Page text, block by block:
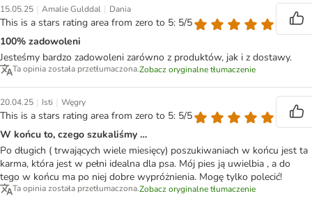
15.05.25 | Amalie Gulddal | Dania
This is a stars rating area from zero to 5: 5/5
100% zadowoleni
Jesteśmy bardzo zadowoleni zarówno z produktów, jak i z dostawy.
Ta opinia została przetłumaczona.Zobacz oryginalne tłumaczenie
20.04.25 | Isti | Węgry
This is a stars rating area from zero to 5: 5/5
W końcu to, czego szukaliśmy …
Po długich ( trwających wiele miesięcy) poszukiwaniach w końcu jest ta
karma, która jest w pełni idealna dla psa. Mój pies ją uwielbia , a do
tego w końcu ma po niej dobre wypróżnienia. Mogę tylko polecić!
Ta opinia została przetłumaczona.Zobacz oryginalne tłumaczenie